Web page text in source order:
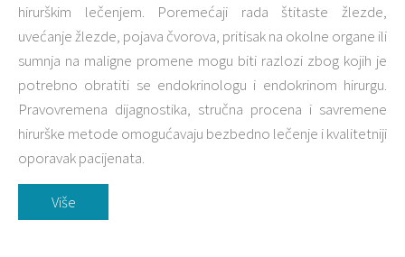
hirurškim lečenjem. Poremećaji rada štitaste žlezde,
uvećanje žlezde, pojava čvorova, pritisak na okolne organe ili
sumnja na maligne promene mogu biti razlozi zbog kojih je
potrebno obratiti se endokrinologu i endokrinom hirurgu.
Pravovremena dijagnostika, stručna procena i savremene
hirurške metode omogućavaju bezbedno lečenje i kvalitetniji
oporavak pacijenata.
Više